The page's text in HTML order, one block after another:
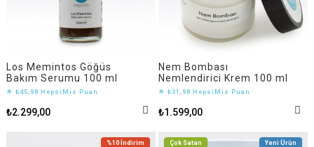
Los Memintos Göğüs
Bakım Serumu 100 ml
🌟 ₺45,98 HepsiMis Puan
₺2.299,00
Nem Bombası
Nemlendirici Krem 100 ml
🌟 ₺31,98 HepsiMis Puan
₺1.599,00
%10 İndirim Yeni Ürün
Çok Satan